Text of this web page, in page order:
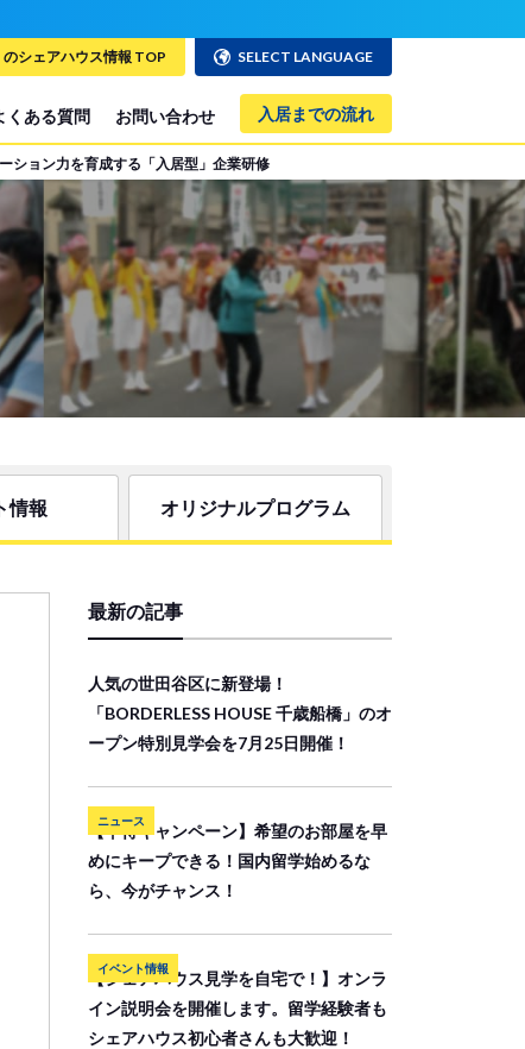
くある質問 お問い合わせ 入居までの流れ
シェアハウス情報 TOP SELECT LANGUAGE
ション力を育成する「入居型」企業研修
情報 オリジナルプログラム
最新の記事
人気の世田谷区に新登場！
「BORDERLESS HOUSE 千歳船橋」のオ
ープン特別見学会を7月25日開催！
ニュース
【早得キャンペーン】希望のお部屋を早
めにキープできる！国内留学始めるな
ら、今がチャンス！
イベント情報
【シェアハウス見学を自宅で！】オンラ
イン説明会を開催します。留学経験者も
シェアハウス初心者さんも大歓迎！